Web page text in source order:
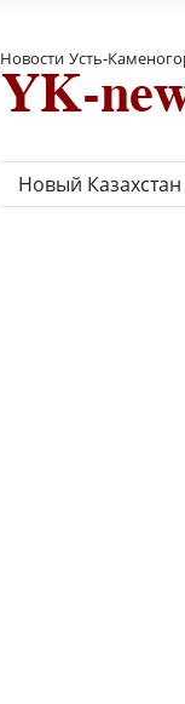
Новости Усть-
Новый Казахстан